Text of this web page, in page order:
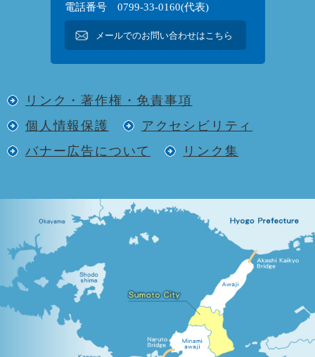
電話番号 0799-33-0160(代表)
メールでのお問い合わせはこちら
リンク・著作権・免責事項
個人情報保護
アクセシビリティ
バナー広告について
リンク集